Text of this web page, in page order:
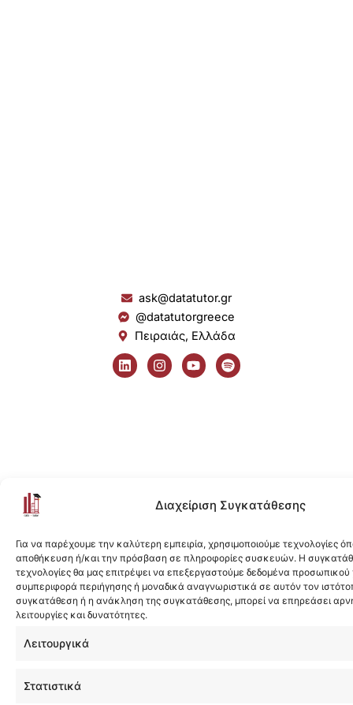
Διαχείριση Συγκατάθεσης
Για να παρέχουμε την καλύτερη εμπειρία, χρησιμοποιούμε τεχνολογίες
αποθήκευση ή/και την πρόσβαση σε πληροφορίες συσκευών. Η
τεχνολογίες θα μας επιτρέψει να επεξεργαστούμε δεδομένα
συμπεριφορά περιήγησης ή μοναδικά αναγνωριστικά σε αυτόν τον
συγκατάθεση ή η ανάκληση της συγκατάθεσης, μπορεί να επηρεάσει
λειτουργίες και δυνατότητες.
Λειτουργικά
Στατιστικά
ask@datatutor.gr
@datatutorgreece
Πειραιάς, Ελλάδα
L
i
n
I
n
s
Y
o
u
S
p
o